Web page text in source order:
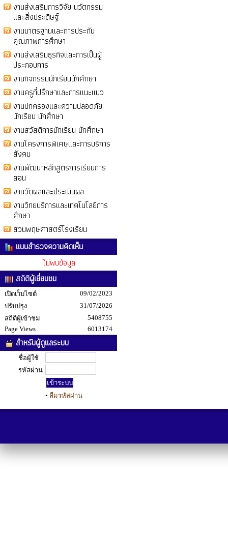
งานส่งเสริมการวิจัย นวัตกรรม
และสิ่งประดิษฐ์
งานมาตรฐานและการประกัน
คุณภาพการศึกษา
งานส่งเสริมธุรกิจและการเป็นผู้
ประกอบการ
งานกิจกรรมนักเรียนนักศึกษา
งานครูที่ปรึกษาและการแนะแนว
งานปกครองและความปลอดภัย
นักเรียน นักศึกษา
งานสวัสดิการนักเรียน นักศึกษา
งานโครงการพิเศษและการบริการ
สังคม
งานพัฒนาหลักสูตรการเรียนการ
สอน
งานวัดผลและประเมินผล
งานวิทยบริการและเทคโนโลยีการ
ศึกษา
สวนพฤษศาสตร์โรงเรียน
แบบสำรวจความคิดเห็น
ไม่พบข้อมูล
สถิติผู้เยี่ยมชม
เปิดเว็บไซต์
09/02/2023
ปรับปรุง
31/07/2026
สถิติผู้เข้าชม
5408755
Page Views
6013174
สำหรับผู้ดูแลระบบ
ชื่อผู้ใช้
รหัสผ่าน
• ลืมรหัสผ่าน